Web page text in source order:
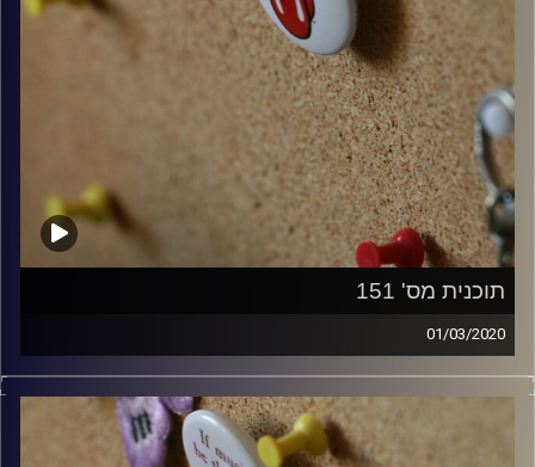
תוכנית מס' 151
01/03/2020
קלאסיקות רוק עם אורן הוף.
włodi